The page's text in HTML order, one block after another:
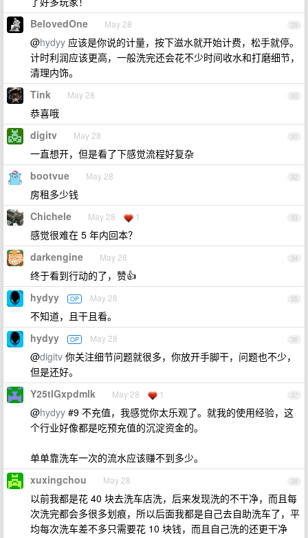
29
BelovedOne May 28
@hydyy 应该是你说的计量，按下滋水就开始计费，松手就停。
计时利润应该更高，一般洗完还会花不少时间收水和打磨细节，
清理内饰。
30
Tink May 28
恭喜哦
31
digitv May 28
一直想开，但是看了下感觉流程好复杂
32
bootvue May 28
房租多少钱
33
Chichele May 28 1
感觉很难在 5 年内回本？
34
darkengine May 28
终于看到行动的了，赞👍
35
hydyy OP May 28
不知道，且干且看。
36
hydyy OP May 28
@digitv 你关注细节问题就很多，你放开手脚干，问题也不少，
但是还好。
37
Y25tIGxpdmlk May 28 1
@hydyy #9 不充值，我感觉你太乐观了。就我的使用经验，这
个行业好像都是吃预充值的沉淀资金的。
单单靠洗车一次的流水应该赚不到多少。
38
xuxingchou May 28
以前我都是花 40 块去洗车店洗，后来发现洗的不干净，而且每
次洗完都会多很多划痕，所以后面我都是自己去自助洗车了，平
均每次洗车差不多只需要花 10 块钱，而且自己洗的还更干净